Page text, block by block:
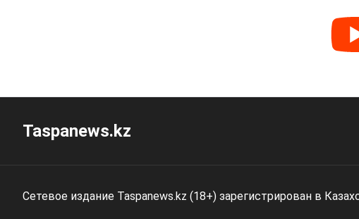
Taspanews.kz
Сетевое издание Taspanews.kz (18+) зарегистрирован в